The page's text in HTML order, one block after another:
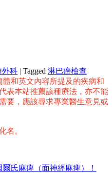
外科 | Tagged 淋巴癌檢查
和英文內容所提及的疾病和
表本站推薦該種療法，亦不能
要，應該尋求專業醫生意見或
名。
氏麻痺（面神經麻痺）！